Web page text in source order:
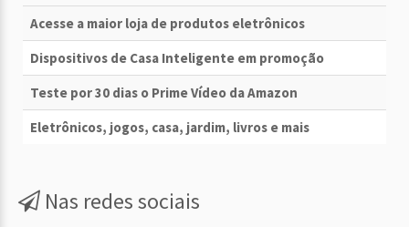
Acesse a maior loja de produtos eletrônicos
Dispositivos de Casa Inteligente em promoção
Teste por 30 dias o Prime Vídeo da Amazon
Eletrônicos, jogos, casa, jardim, livros e mais
Nas redes sociais